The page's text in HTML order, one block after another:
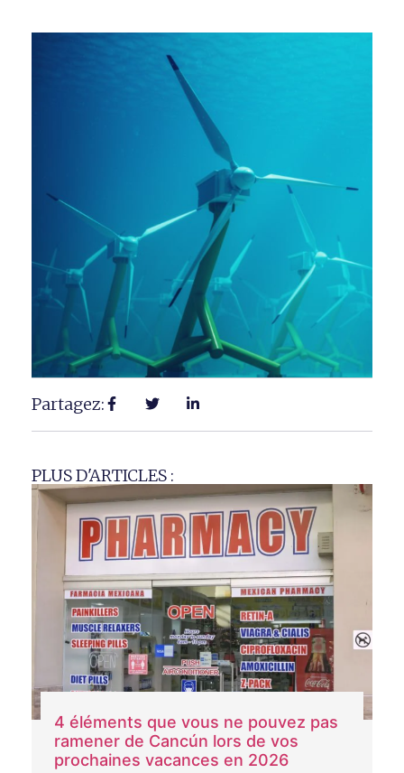
Partagez:
PLUS D'ARTICLES :
4 éléments que vous ne pouvez pas
ramener de Cancún lors de vos
prochaines vacances en 2026